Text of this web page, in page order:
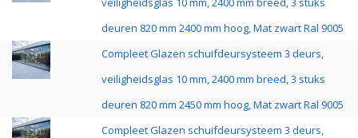
deuren 820 mm 2400 mm hoog, Mat zwart Ral 9005
Compleet Glazen schuifdeursysteem 3 deurs,
veiligheidsglas 10 mm, 2400 mm breed, 3 stuks
deuren 820 mm 2450 mm hoog, Mat zwart Ral 9005
Compleet Glazen schuifdeursysteem 3 deurs,